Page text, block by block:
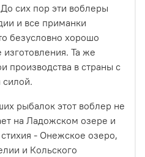
сих пор эти воблеры
и все приманки
безусловно хорошо
изготовления. Та же
производства в страны с
рыбалок этот воблер не
на Ладожском озере и
- Онежское озеро,
и Кольского